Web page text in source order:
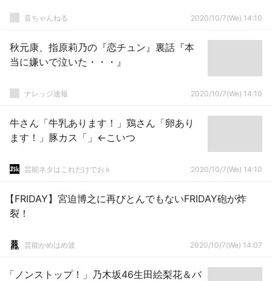
音ちゃんねる 2020/10/7(We) 14:10
秋元康、指原莉乃の『恋チュン』裏話『本
当に嫌いで泣いた・・・』
ナレッジ速報 2020/10/7(We) 14:10
牛さん「牛乳あります！」鶏さん「卵あり
ます！」豚カス「」←こいつ
芸能ネタはこれだけでおｋ 2020/10/7(We) 14:10
【FRIDAY】宮迫博之に再びとんでもないFRIDAY砲が炸
裂！
芸能かめはめ波 2020/10/7(We) 14:07
「ノンストップ！」乃木坂46生田絵梨花＆バ